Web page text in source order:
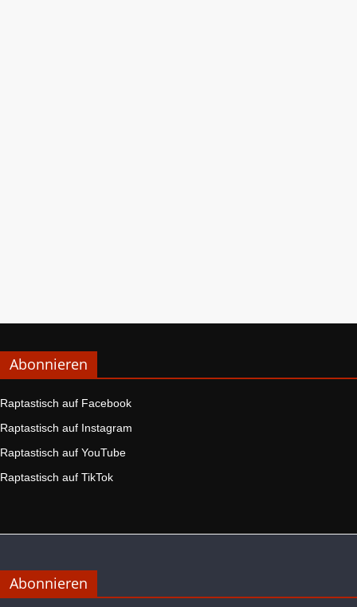
Abonnieren
Raptastisch auf Facebook
Raptastisch auf Instagram
Raptastisch auf YouTube
Raptastisch auf TikTok
Abonnieren